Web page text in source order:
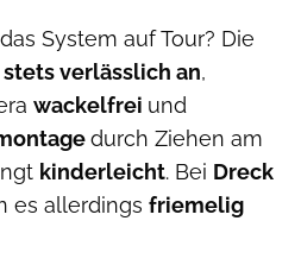
System auf Tour? Die
verlässlich an,
wackelfrei und
durch Ziehen am
kinderleicht. Bei Dreck
es allerdings friemelig